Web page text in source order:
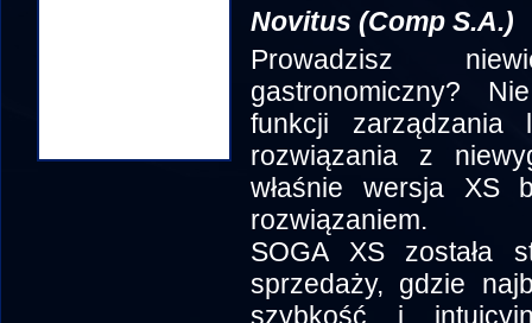
Novitus (Comp S.A.)
Prowadzisz
gastronomiczny?
funkcji zarządzania
rozwiązania z
właśnie wersja XS
rozwiązaniem.
SOGA XS została
sprzedaży, gdzie
szybkość i